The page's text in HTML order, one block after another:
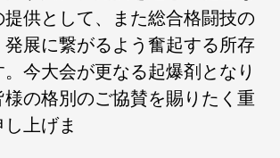
提供として、また総合格闘技の
発展に繋がるよう奮起する所存
今大会が更なる起爆剤となり
様の格別のご協賛を賜りたく重
上げま